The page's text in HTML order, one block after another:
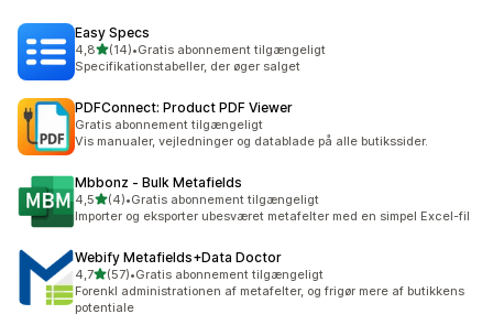
Easy Specs
4,8ud af 5 stjerner
(14)
14 anmeldelser i alt
•Gratis abonnement tilgængeligt
Specifikationstabeller, der øger salget
PDFConnect: Product PDF Viewer
Gratis abonnement tilgængeligt
Vis manualer, vejledninger og datablade på alle butikssider.
Mbbonz ‑ Bulk Metafields
4,5ud af 5 stjerner
(4)
4 anmeldelser i alt
•Gratis abonnement tilgængeligt
Importer og eksporter ubesværet metafelter med en simpel Excel-fil
Webify Metafields+Data Doctor
4,7ud af 5 stjerner
(57)
57 anmeldelser i alt
•Gratis abonnement tilgængeligt
Forenkl administrationen af metafelter, og frigør mere af butikkens
potentiale